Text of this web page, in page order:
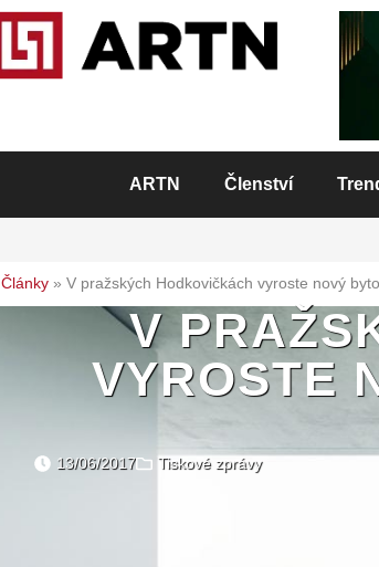
ARTN Členství
Články » V pražských Hodkovičkách vyroste nový
V
VYROSTE
13/06/2017 Tiskové zprávy